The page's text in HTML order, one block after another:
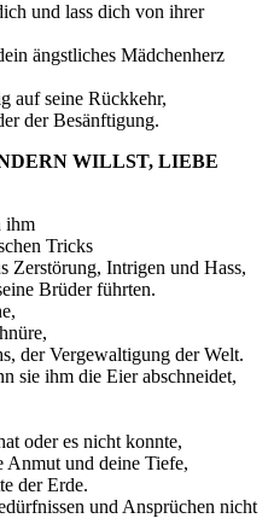
und lass dich von ihrer
ängstliches Mädchenherz
auf seine Rückkehr,
der Besänftigung.
WILLST, LIEBE
ihm
Tricks
Zerstörung, Intrigen und Hass,
Brüder führten.
der Vergewaltigung der Welt.
sie ihm die Eier abschneidet,
oder es nicht konnte,
und deine Tiefe,
der Erde.
und Ansprüchen nicht